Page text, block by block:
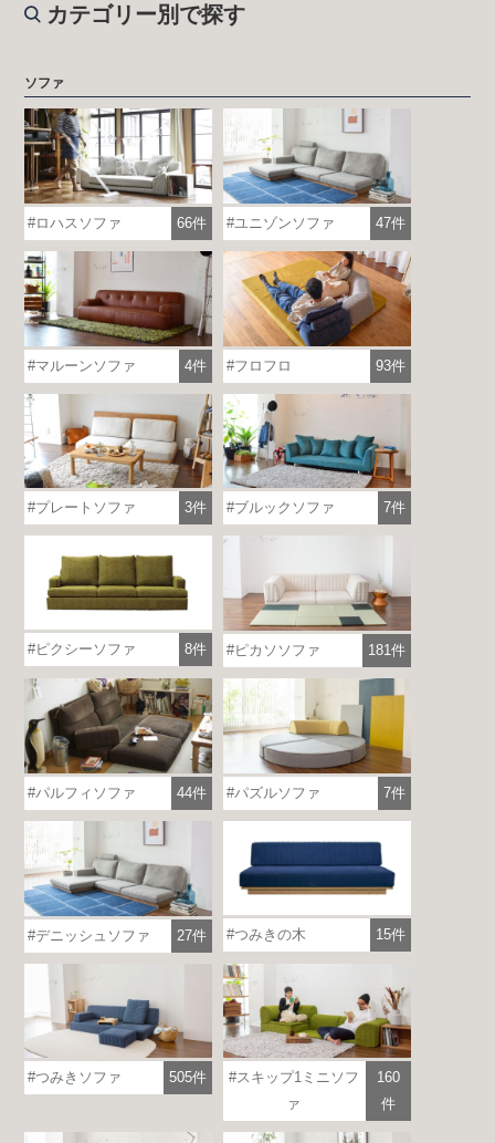
カテゴリー別で探す
ソファ
ロハスソファ 66件 ユニゾンソファ 47件
マルーンソファ 4件 フロフロ 93件
プレートソファ 3件 ブルックソファ 7件
ピクシーソファ 8件 ピカソソファ 181件
パルフィソファ 44件 パズルソファ 7件
デニッシュソファ 27件 つみきの木 15件
つみきソファ 505件
スキップ1ミニソフ
ァ
160
件